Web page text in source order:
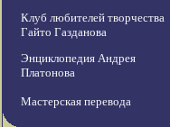
Клуб любителей творчества
Гайто Газданова
Энциклопедия Андрея
Платонова
Мастерская перевода